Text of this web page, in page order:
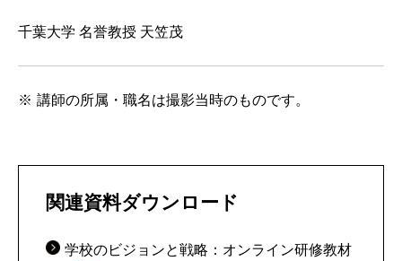
千葉大学 名誉教授 天笠茂
講師の所属・職名は撮影当時のものです。
関連資料ダウンロード
学校のビジョンと戦略：オンライン研修教材